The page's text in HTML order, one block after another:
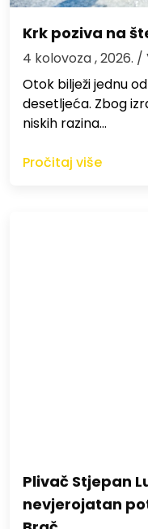
Krk poziva na
4 kolovoza , 2026. /
Otok bilježi jednu
desetljeća. Zbog
niskih razina…
Pročitaj više
Plivač Stjepan
nevjerojatan